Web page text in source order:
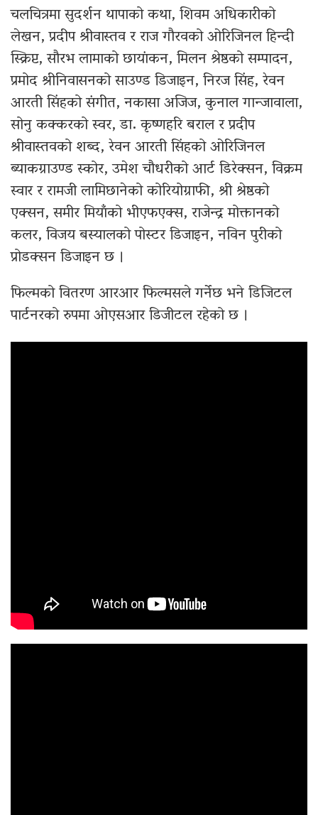
चलचित्रमा सुदर्शन थापाको कथा, शिवम अधिकारीको
लेखन, प्रदीप श्रीवास्तव र राज गौरवको ओरिजिनल हिन्दी
स्क्रिप्ट, सौरभ लामाको छायांकन, मिलन श्रेष्ठको सम्पादन,
प्रमोद श्रीनिवासनको साउण्ड डिजाइन, निरज सिंह, रेवन
आरती सिंहको संगीत, नकासा अजिज, कुनाल गान्जावाला,
सोनु कक्करको स्वर, डा. कृष्णहरि बराल र प्रदीप
श्रीवास्तवको शब्द, रेवन आरती सिंहको ओरिजिनल
ब्याकग्राउण्ड स्कोर, उमेश चौधरीको आर्ट डिरेक्सन, विक्रम
स्वार र रामजी लामिछानेको कोरियोग्राफी, श्री श्रेष्ठको
एक्सन, समीर मियाँको भीएफएक्स, राजेन्द्र मोक्तानको
कलर, विजय बस्यालको पोस्टर डिजाइन, नविन पुरीको
प्रोडक्सन डिजाइन छ ।
फिल्मको वितरण आरआर फिल्मसले गर्नेछ भने डिजिटल
पार्टनरको रुपमा ओएसआर डिजीटल रहेको छ ।